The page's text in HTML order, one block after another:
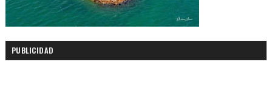
PUBLICIDAD